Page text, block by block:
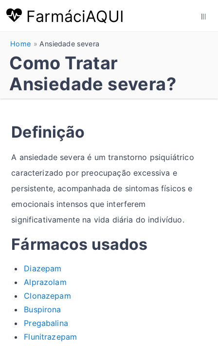
FarmáciAQUI
Home Ansiedade severa
Como Tratar
Ansiedade severa?
Definição
A ansiedade severa é um transtorno psiquiátrico
caracterizado por preocupação excessiva e
persistente, acompanhada de sintomas físicos e
emocionais intensos que interferem
significativamente na vida diária do indivíduo.
Fármacos usados
Diazepam
Alprazolam
Clonazepam
Buspirona
Pregabalina
Flunitrazepam